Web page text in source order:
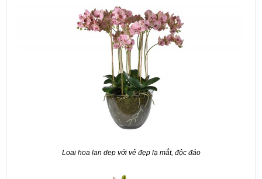
Loai hoa lan dep với vẻ đẹp lạ mắt, độc đáo